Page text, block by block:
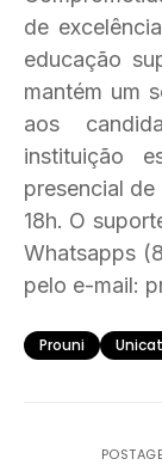
de
educação
mantém um
aos
instituição
presencial
18h. O
Whatsapps
pelo e-mail:
Prouni